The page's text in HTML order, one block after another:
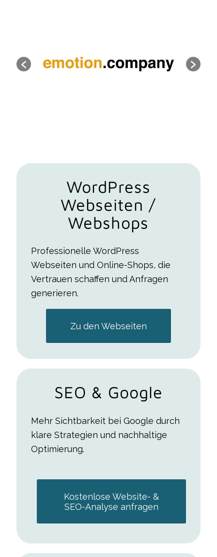
WordPress
Webseiten /
Webshops
Professionelle WordPress
Webseiten und Online-Shops, die
Vertrauen schaffen und Anfragen
generieren.
Zu den Webseiten
SEO & Google
Mehr Sichtbarkeit bei Google durch
klare Strategien und nachhaltige
Optimierung.
Kostenlose Website- &
SEO-Analyse anfragen